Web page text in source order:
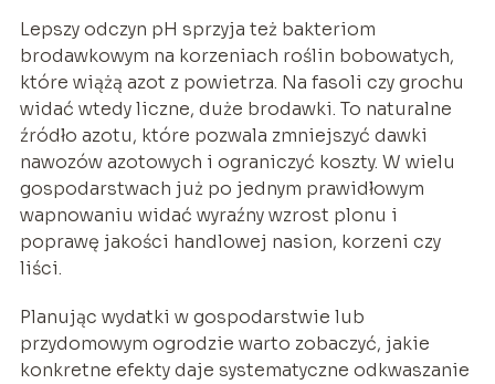
Lepszy odczyn pH sprzyja też bakteriom
brodawkowym na korzeniach roślin bobowatych,
które wiążą azot z powietrza. Na fasoli czy grochu
widać wtedy liczne, duże brodawki. To naturalne
źródło azotu, które pozwala zmniejszyć dawki
nawozów azotowych i ograniczyć koszty. W wielu
gospodarstwach już po jednym prawidłowym
wapnowaniu widać wyraźny wzrost plonu i
poprawę jakości handlowej nasion, korzeni czy
liści.
Planując wydatki w gospodarstwie lub
przydomowym ogrodzie warto zobaczyć, jakie
konkretne efekty daje systematyczne odkwaszanie